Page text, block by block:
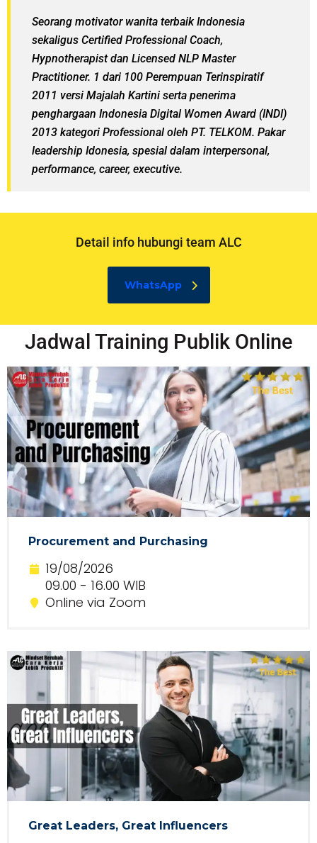
Seorang motivator wanita terbaik Indonesia
sekaligus Certified Professional Coach,
Hypnotherapist dan Licensed NLP Master
Practitioner. 1 dari 100 Perempuan Terinspiratif
2011 versi Majalah Kartini serta penerima
penghargaan Indonesia Digital Women Award (INDI)
2013 kategori Professional oleh PT. TELKOM. Pakar
leadership Idonesia, spesial dalam interpersonal,
performance, career, executive.
Detail info hubungi team ALC
WhatsApp
Jadwal Training Publik Online
Procurement and Purchasing
19/08/2026
09.00 - 16.00 WIB
Online via Zoom
Great Leaders, Great Influencers